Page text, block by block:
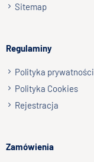
Sitemap
Regulaminy
Polityka prywatności
Polityka Cookies
Rejestracja
Zamówienia